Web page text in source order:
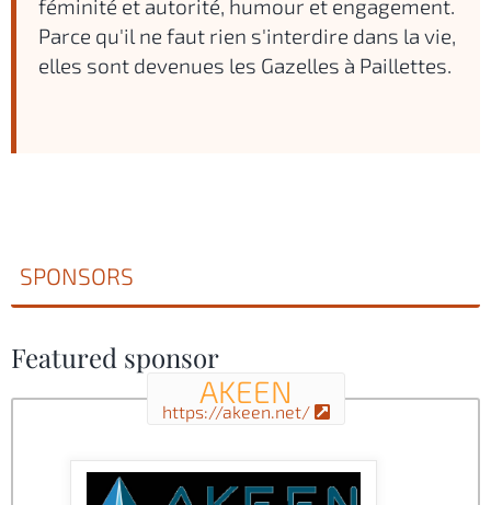
féminité et autorité, humour et engagement.
Parce qu'il ne faut rien s'interdire dans la vie,
elles sont devenues les Gazelles à Paillettes.
SPONSORS
Featured sponsor
AKEEN
https://akeen.net/